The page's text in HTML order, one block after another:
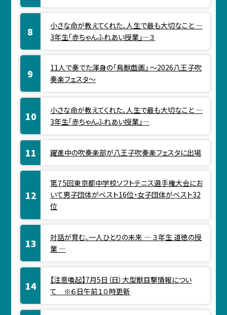
小さな命が教えてくれた、人生で最も大切なこと ―
3年生「赤ちゃんふれあい授業」―３
11人で奏でた渾身の「鳥獣戯画」 ～2026八王子吹
奏楽フェスタ～
小さな命が教えてくれた、人生で最も大切なこと ―
3年生「赤ちゃんふれあい授業」―
躍進中の吹奏楽部が八王子吹奏楽フェスタに出場
第７5回東京都中学校ソフトテニス選手権大会にお
いて男子団体がベスト16位・女子団体がベスト32
位
対話が育む、一人ひとりの未来 ― ３年生 道徳の授
業 ―
【注意喚起】7月5日（日）大型獣目撃情報につい
て ※６日午前１０時更新